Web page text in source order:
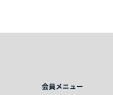
会員メニュー